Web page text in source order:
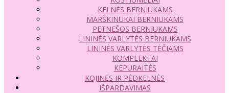
KELNĖS BERNIUKAMS
MARŠKINUKAI BERNIUKAMS
PETNEŠOS BERNIUKAMS
LININĖS VARLYTĖS BERNIUKAMS
LININĖS VARLYTĖS TĖČIAMS
KOMPLEKTAI
KEPURAITĖS
KOJINĖS IR PĖDKELNĖS
IŠPARDAVIMAS